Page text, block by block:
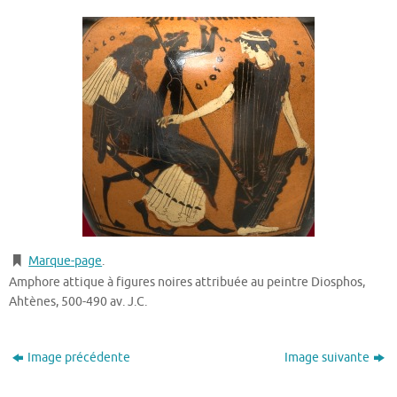
Marque-page.
Amphore attique à figures noires attribuée au peintre Diosphos,
Ahtènes, 500-490 av. J.C.
Image précédente Image suivante